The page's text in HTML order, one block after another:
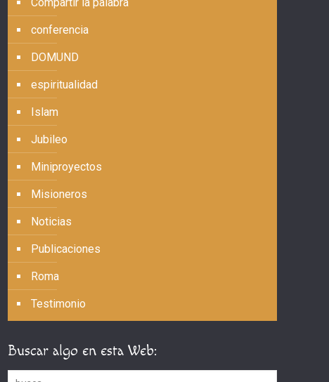
conferencia
DOMUND
espiritualidad
Islam
Jubileo
Miniproyectos
Misioneros
Noticias
Publicaciones
Roma
Testimonio
Buscar algo en esta Web: